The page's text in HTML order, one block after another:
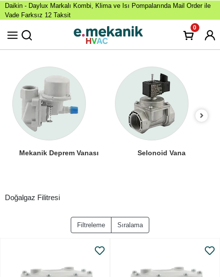
Daikin - Daylux Markalı Kombi, Klima ve Isı Pompalarında Mail Order ile
Vade Farksız 12 Taksit
0
Mekanik Deprem Vanası Selonoid Vana
Doğalgaz Filitresi
Filtreleme Sıralama